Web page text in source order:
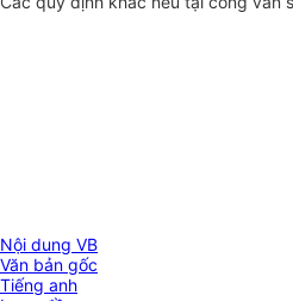
Nội dung VB
Văn bản gốc
Tiếng anh